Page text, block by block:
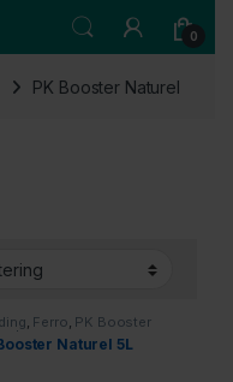
0
PK Booster Naturel
, Ferro, PK Booster
Naturel 5L